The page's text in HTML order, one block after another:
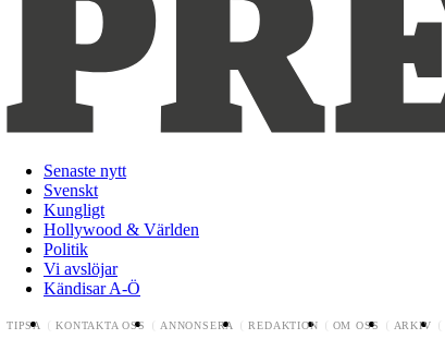
Senaste nytt
Svenskt
Kungligt
Hollywood & Världen
Politik
Vi avslöjar
Kändisar A-Ö
TIPSA KONTAKTA OSS ANNONSERA REDAKTION OM OSS ARKIV